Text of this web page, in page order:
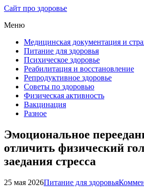
Сайт про здоровье
Меню
Медицинская документация и
Питание для здоровья
Психическое здоровье
Реабилитация и восстановление
Репродуктивное здоровье
Советы по здоровью
Физическая активность
Вакцинация
Разное
Эмоциональное
отличить физический
заедания стресса
25 мая 2026Питание для здоровья